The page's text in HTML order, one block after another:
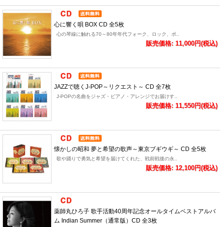
心に響く唄 BOX CD 全5枚
心の琴線に触れる70～80年年代フォーク、ロック、ポ..
販売価格: 11,000円(税込)
JAZZで聴くJ-POP～リクエスト～ CD 全7枚
J-POPの名曲をジャズ・ピアノ・アレンジでお届けす..
販売価格: 11,550円(税込)
懐かしの昭和 夢と希望の歌声～東京ブギウギ～ CD 全5枚
歌や踊りで勇気と希望を届けてくれた、戦前戦後の永..
販売価格: 12,100円(税込)
薬師丸ひろ子 歌手活動40周年記念オールタイムベストアルバ
ム Indian Summer（通常版）CD 全3枚